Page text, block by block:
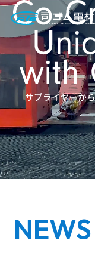
司ゴムグルー
司ゴムグル
グループの
グループの
開発ストーリ
開発ストー
02 エレベ
製品情報
NEWS